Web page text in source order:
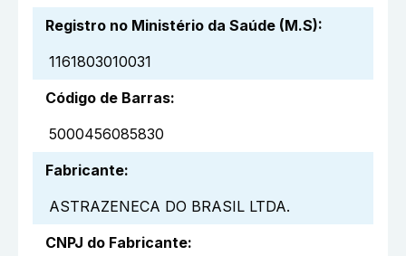
Registro no Ministério da Saúde (M.S):
1161803010031
Código de Barras:
5000456085830
Fabricante:
ASTRAZENECA DO BRASIL LTDA.
CNPJ do Fabricante: